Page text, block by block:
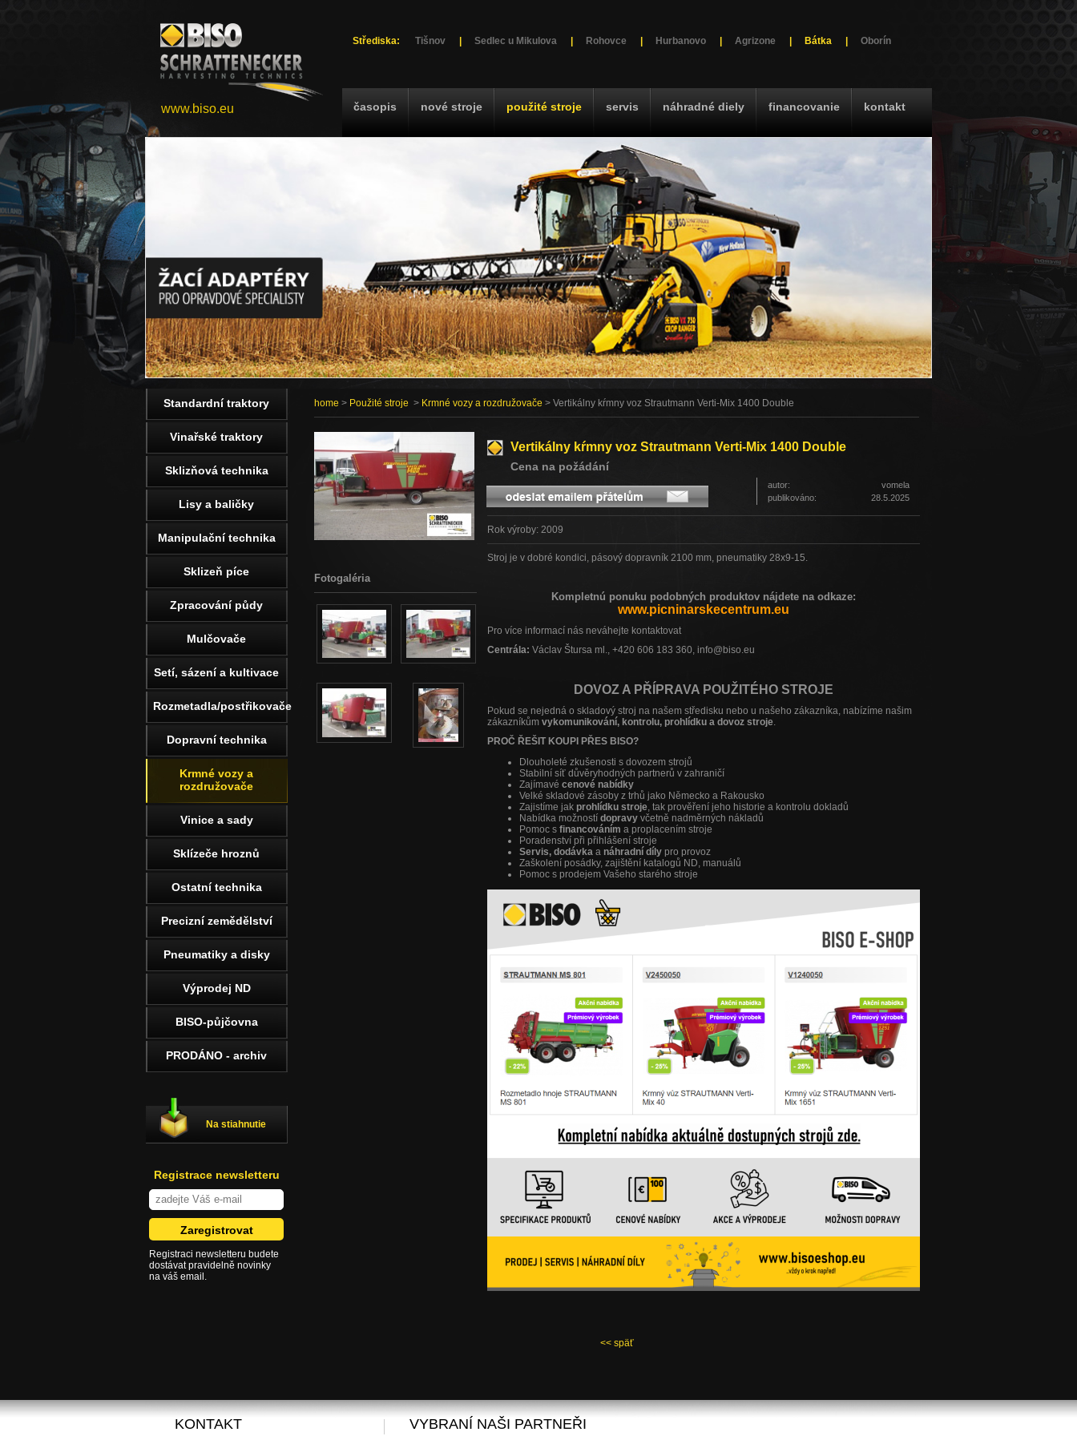
Střediska: Tišnov Sedlec u Mikulova Rohovce Hurbanovo Agrizone Bátka Oborín
časopis nové stroje použité stroje servis náhradné diely financovanie kontakt
www.biso.eu
home > Použité stroje > Krmné vozy a rozdružovače > Vertikálny kŕmny voz Strautmann Verti-Mix 1400 Double
Vertikálny kŕmny voz Strautmann Verti-Mix 1400 Double
Cena na požádání
autor:
vomela
publikováno:
28.5.2025
Rok výroby: 2009
Stroj je v dobré kondici, pásový dopravník 2100 mm, pneumatiky 28x9-15.
Kompletnú ponuku podobných produktov nájdete na odkaze:
www.picninarskecentrum.eu
Pro více informací nás neváhejte kontaktovat
Centrála: Václav Štursa ml., +420 606 183 360, info@biso.eu
DOVOZ A PŘÍPRAVA POUŽITÉHO STROJE
Pokud se nejedná o skladový stroj na našem středisku nebo u našeho zákazníka, nabízíme našim
zákazníkům vykomunikování, kontrolu, prohlídku a dovoz stroje.
PROČ ŘEŠIT KOUPI PŘES BISO?
Dlouholeté zkušenosti s dovozem strojů
Stabilní síť důvěryhodných partnerů v zahraničí
Zajímavé cenové nabídky
Velké skladové zásoby z trhů jako Německo a Rakousko
Zajistíme jak prohlídku stroje, tak prověření jeho historie a kontrolu dokladů
Nabídka možností dopravy včetně nadměrných nákladů
Pomoc s financováním a proplacením stroje
Poradenství při přihlášení stroje
Servis, dodávka a náhradní díly pro provoz
Zaškolení posádky, zajištění katalogů ND, manuálů
Pomoc s prodejem Vašeho starého stroje
Fotogaléria
<< späť
Standardní traktory
Vinařské traktory
Sklizňová technika
Lisy a baličky
Manipulační technika
Sklizeň píce
Zpracování půdy
Mulčovače
Setí, sázení a kultivace
Rozmetadla/postřikovače
Dopravní technika
Krmné vozy a
rozdružovače
Vinice a sady
Sklízeče hroznů
Ostatní technika
Precizní zemědělství
Pneumatiky a disky
Výprodej ND
BISO-půjčovna
PRODÁNO - archiv
Na stiahnutie
Registrace newsletteru
Registraci newsletteru budete
dostávat pravidelně novinky
na váš email.
KONTAKT VYBRANÍ NAŠI PARTNEŘI